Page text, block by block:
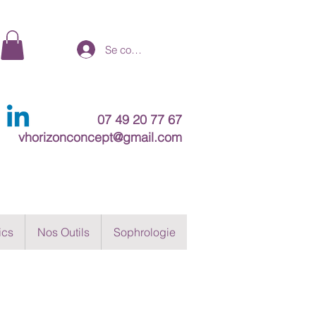
Se connecter
07 49 20 77 67
vhorizonconcept@gmail.com
Nos Outils Sophrologie